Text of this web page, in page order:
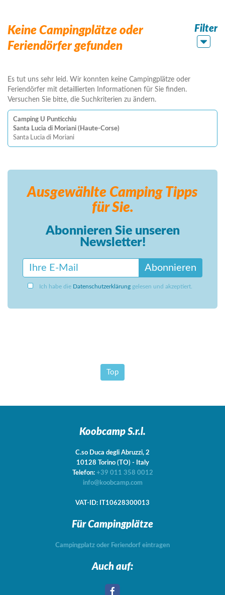
Keine Campingplätze oder
Feriendörfer gefunden
Filter
Es tut uns sehr leid. Wir konnten keine Campingplätze oder
Feriendörfer mit detaillierten Informationen für Sie finden.
Versuchen Sie bitte, die Suchkriterien zu ändern.
Camping U Punticchiu
Santa Lucia di Moriani (Haute-Corse)
Santa Lucia di Moriani
Ausgewählte Camping Tipps
für Sie.
Abonnieren Sie unseren
Newsletter!
Abonnieren
Ich habe die Datenschutzerklärung gelesen und akzeptiert.
Top
Koobcamp S.r.l.
C.so Duca degli Abruzzi, 2
10128 Torino (TO) - Italy
Telefon: +39 011 358 0012
info@koobcamp.com
VAT-ID: IT10628300013
Für Campingplätze
Campingplatz oder Feriendorf eintragen
Auch auf: